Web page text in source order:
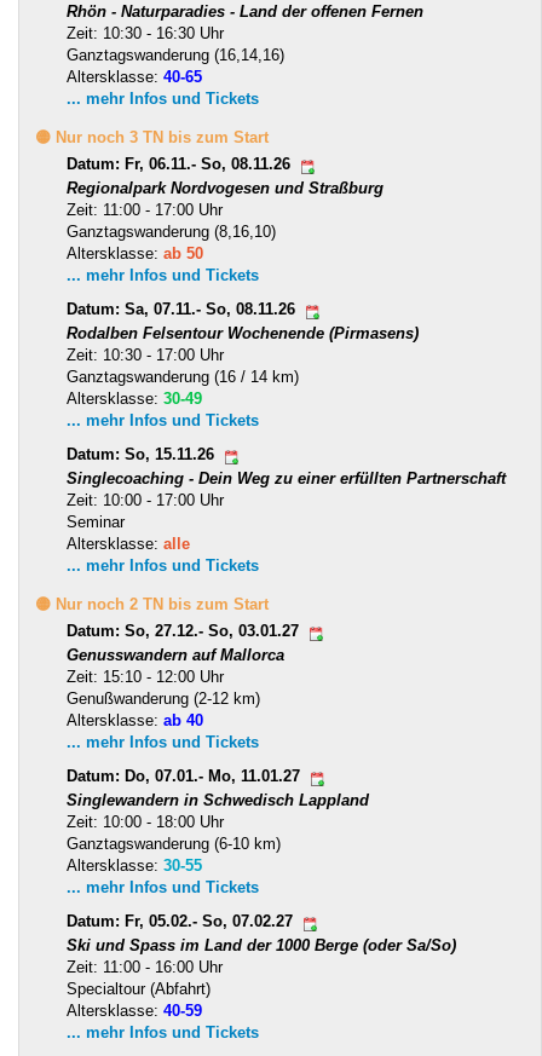
Rhön - Naturparadies - Land der offenen Fernen
Zeit: 10:30 - 16:30 Uhr
Ganztagswanderung (16,14,16)
Altersklasse: 40-65
... mehr Infos und Tickets
🟡 Nur noch 3 TN bis zum Start
Datum: Fr, 06.11.- So, 08.11.26
Regionalpark Nordvogesen und Straßburg
Zeit: 11:00 - 17:00 Uhr
Ganztagswanderung (8,16,10)
Altersklasse: ab 50
... mehr Infos und Tickets
Datum: Sa, 07.11.- So, 08.11.26
Rodalben Felsentour Wochenende (Pirmasens)
Zeit: 10:30 - 17:00 Uhr
Ganztagswanderung (16 / 14 km)
Altersklasse: 30-49
... mehr Infos und Tickets
Datum: So, 15.11.26
Singlecoaching - Dein Weg zu einer erfüllten Partnerschaft
Zeit: 10:00 - 17:00 Uhr
Seminar
Altersklasse: alle
... mehr Infos und Tickets
🟡 Nur noch 2 TN bis zum Start
Datum: So, 27.12.- So, 03.01.27
Genusswandern auf Mallorca
Zeit: 15:10 - 12:00 Uhr
Genußwanderung (2-12 km)
Altersklasse: ab 40
... mehr Infos und Tickets
Datum: Do, 07.01.- Mo, 11.01.27
Singlewandern in Schwedisch Lappland
Zeit: 10:00 - 18:00 Uhr
Ganztagswanderung (6-10 km)
Altersklasse: 30-55
... mehr Infos und Tickets
Datum: Fr, 05.02.- So, 07.02.27
Ski und Spass im Land der 1000 Berge (oder Sa/So)
Zeit: 11:00 - 16:00 Uhr
Specialtour (Abfahrt)
Altersklasse: 40-59
... mehr Infos und Tickets